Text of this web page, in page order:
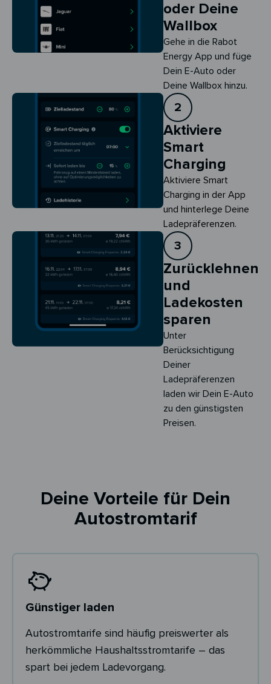
oder Deine
Wallbox
Gehe in die Rabot
Energy App und füge
Dein E-Auto oder
Deine Wallbox hinzu.
2
Aktiviere
Smart
Charging
Aktiviere Smart
Charging in der App
und hinterlege Deine
Ladepräferenzen.
3
Zurücklehnen
und
Ladekosten
sparen
Unter
Berücksichtigung
Deiner
Ladepräferenzen
laden wir Dein E-Auto
zu den günstigsten
Preisen.
Deine Vorteile für Dein
Autostromtarif
Günstiger laden
Autostromtarife sind häufig preiswerter als
herkömmliche Haushaltsstromtarife – das
spart bei jedem Ladevorgang.